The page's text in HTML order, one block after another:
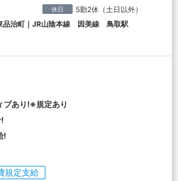
休日 5勤2休（土日以外）
品治町｜JR山陰本線 因美線 鳥取駅
ブあり!※規定あり
!
規定支給